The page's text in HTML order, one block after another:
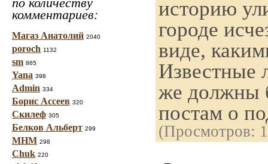
комментариев:
Магаз Анатолий 2040
poroch 1132
sm 865
Yana 398
Admin 334
Борис Ассеев 320
Скилеф 305
Белков Альберт 299
МНМ 298
Chuk 220
историю
городе
виде,
Известные
же должны
постам о
(Просмотров: